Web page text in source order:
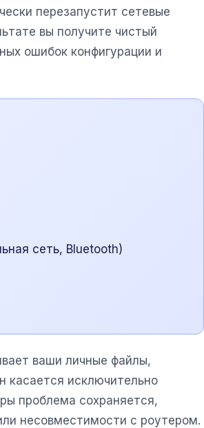
перезапустит сетевые
вы получите чистый
ошибок конфигурации и
сеть, Bluetooth)
ваши личные файлы,
касается исключительно
проблема сохраняется,
несовместимости с роутером.